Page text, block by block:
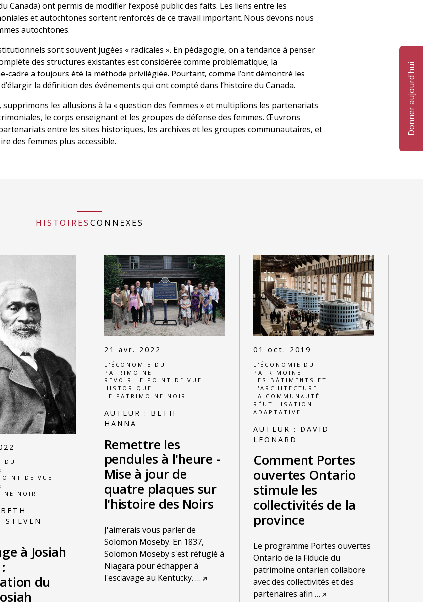
Donner aujourd'hui
Canada) ont permis de modifier l’exposé public des faits. Les liens entre les
et autochtones sortent renforcés de ce travail important. Nous devons nous
autochtones.
sont souvent jugées « radicales ». En pédagogie, on a tendance à penser
des structures existantes est considérée comme problématique; la
cadre a toujours été la méthode privilégiée. Pourtant, comme l’ont démontré les
la définition des événements qui ont compté dans l’histoire du Canada.
les allusions à la « question des femmes » et multiplions les partenariats
le corps enseignant et les groupes de défense des femmes. Œuvrons
entre les sites historiques, les archives et les groupes communautaires, et
des femmes plus accessible.
HISTOIRES CONNEXES
DU
DE VUE
NOIR
BETH
STEVEN
à Josiah
du
21 avr. 2022
L'ÉCONOMIE DU
PATRIMOINE
REVOIR LE POINT DE VUE
HISTORIQUE
LE PATRIMOINE NOIR
AUTEUR : BETH
HANNA
Remettre les
pendules à l'heure -
Mise à jour de
quatre plaques sur
l'histoire des Noirs
J'aimerais vous parler de
Solomon Moseby. En 1837,
Solomon Moseby s'est réfugié à
Niagara pour échapper à
l'esclavage au Kentucky. …
01 oct. 2019
L'ÉCONOMIE DU
PATRIMOINE
LES BÂTIMENTS ET
L'ARCHITECTURE
LA COMMUNAUTÉ
RÉUTILISATION
ADAPTATIVE
AUTEUR : DAVID
LEONARD
Comment Portes
ouvertes Ontario
stimule les
collectivités de la
province
Le programme Portes ouvertes
Ontario de la Fiducie du
patrimoine ontarien collabore
avec des collectivités et des
partenaires afin …